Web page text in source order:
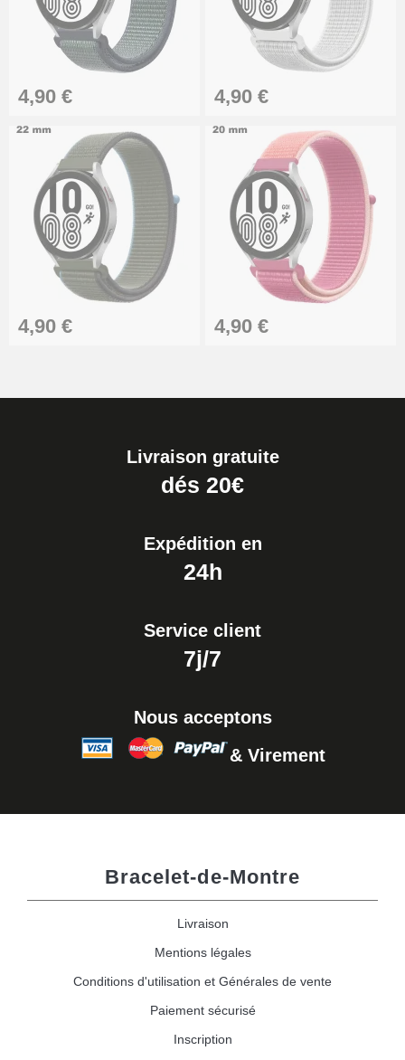
4,90 € 4,90 €
4,90 € 4,90 €
Livraison gratuite
dés 20€
Expédition en
24h
Service client
7j/7
Nous acceptons
& Virement
Bracelet-de-Montre
Livraison
Mentions légales
Conditions d'utilisation et Générales de vente
Paiement sécurisé
Inscription